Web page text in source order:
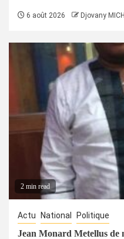
6 août 2026 Djovany
2 min read
Actu National Politique
Jean Monard Metellus de